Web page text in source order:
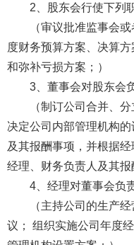
2、股东会行使下列
（审议批准监事会
度财务预算方案、决算
和弥补亏损方案；）
3、董事会对股东会
（制订公司合并、
决定公司内部管理机构
及其报酬事项，并根据
经理、财务负责人及其报
4、经理对董事会负
（主持公司的生产
议； 组织实施公司年度